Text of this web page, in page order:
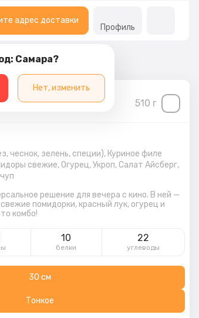
адрес доставки
Самара?
Нет, изменить
Профиль
510 г
чеснок, зелень, специи), Куриное филе
свежие, Огурец,Укроп, Салат Айсберг,
решение для вечера с кино. В ней —
помидорки, красный лук, огурец и
комбо!
10
белки
22
углеводы
30 см
Тонкое